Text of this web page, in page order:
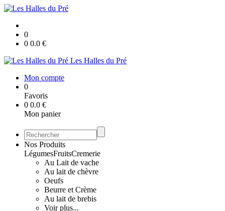
0
0 0.0 €
Les Halles du Pré
Mon compte
0
Favoris
0 0.0 €
Mon panier
Nos Produits
LégumesFruitsCremerie
Au Lait de vache
Au lait de chèvre
Oeufs
Beurre et Crème
Au lait de brebis
Voir plus...